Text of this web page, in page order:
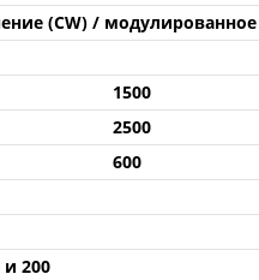
(CW) /
1500
2500
600
и 200